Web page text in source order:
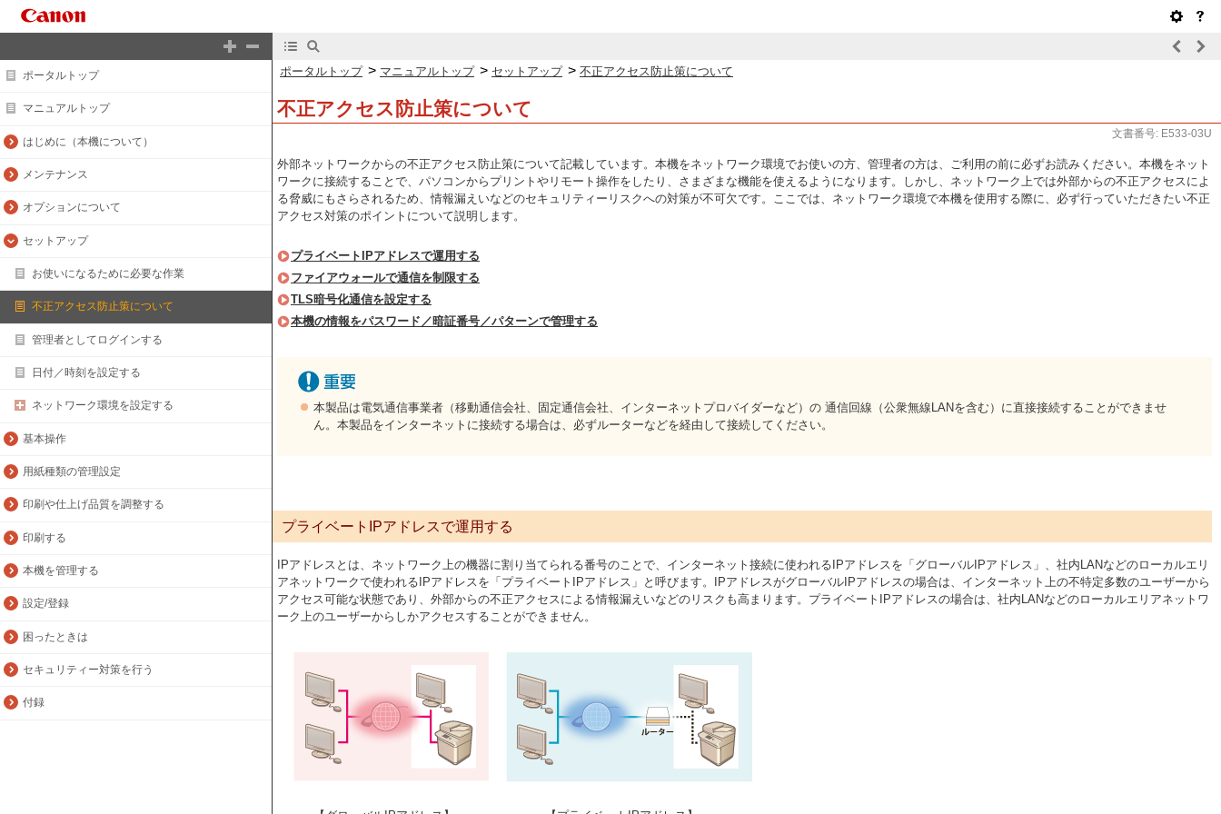
ポータルトップ
マニュアルトップ
はじめに（本機について）
メンテナンス
オプションについて
セットアップ
お使いになるために必要な作業
不正アクセス防止策について
管理者としてログインする
日付／時刻を設定する
ネットワーク環境を設定する
基本操作
用紙種類の管理設定
印刷や仕上げ品質を調整する
印刷する
本機を管理する
設定/登録
困ったときは
セキュリティー対策を行う
付録
ポータルトップ > マニュアルトップ > セットアップ > 不正アクセス防止策について
不正アクセス防止策について
文書番号: E533-03U
外部ネットワークからの不正アクセス防止策について記載しています。本機をネットワーク環境でお使いの方、管理者の方は、ご利用の前に必ずお読みください。本機をネット
ワークに接続することで、パソコンからプリントやリモート操作をしたり、さまざまな機能を使えるようになります。しかし、ネットワーク上では外部からの不正アクセスによ
る脅威にもさらされるため、情報漏えいなどのセキュリティーリスクへの対策が不可欠です。ここでは、ネットワーク環境で本機を使用する際に、必ず行っていただきたい不正
アクセス対策のポイントについて説明します。
プライベートIPアドレスで運用する
ファイアウォールで通信を制限する
TLS暗号化通信を設定する
本機の情報をパスワード／暗証番号／パターンで管理する
本製品は電気通信事業者（移動通信会社、固定通信会社、インターネットプロバイダーなど）の 通信回線（公衆無線LANを含む）に直接接続することができませ
ん。本製品をインターネットに接続する場合は、必ずルーターなどを経由して接続してください。
プライベートIPアドレスで運用する
IPアドレスとは、ネットワーク上の機器に割り当てられる番号のことで、インターネット接続に使われるIPアドレスを「グローバルIPアドレス」、社内LANなどのローカルエリ
アネットワークで使われるIPアドレスを「プライベートIPアドレス」と呼びます。IPアドレスがグローバルIPアドレスの場合は、インターネット上の不特定多数のユーザーから
アクセス可能な状態であり、外部からの不正アクセスによる情報漏えいなどのリスクも高まります。プライベートIPアドレスの場合は、社内LANなどのローカルエリアネットワ
ーク上のユーザーからしかアクセスすることができません。